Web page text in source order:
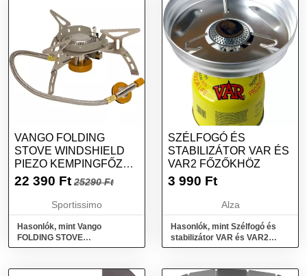
VANGO FOLDING
STOVE WINDSHIELD
PIEZO KEMPINGFŐZŐ
SZÉLFOGÓVAL, EZÜST,
22 390 Ft 25290 Ft
Sportissimo
Hasonlók, mint Vango
FOLDING STOVE
WINDSHIELD PIEZO
ezüst, méret
SZÉLFOGÓ ÉS
STABILIZÁTOR VAR ÉS
VAR2 FŐZŐKHÖZ
3 990 Ft
Alza
Hasonlók, mint Szélfogó és
stabilizátor VAR és VAR2
főzőkhöz